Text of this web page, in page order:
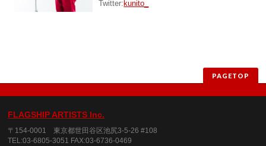
Twitter: kunito_
PAGETOP
FLAGSHIP ARTISTS Inc.
〒154-0001 東京都世田谷区池尻3-5-26 #108
TEL:03-6805-3051 FAX:03-6736-0469